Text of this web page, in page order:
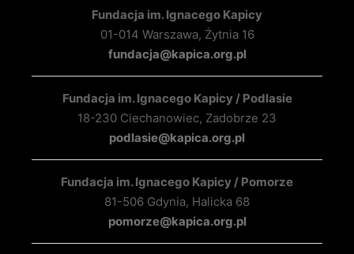
Fundacja im. Ignacego Kapicy
01-014 Warszawa, Żytnia 16
fundacja@kapica.org.pl
Fundacja im. Ignacego Kapicy / Podlasie
18-230 Ciechanowiec, Zadobrze 23
podlasie@kapica.org.pl
Fundacja im. Ignacego Kapicy / Pomorze
81-506 Gdynia, Halicka 68
pomorze@kapica.org.pl